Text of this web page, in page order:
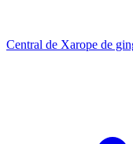
Central de Xarope de